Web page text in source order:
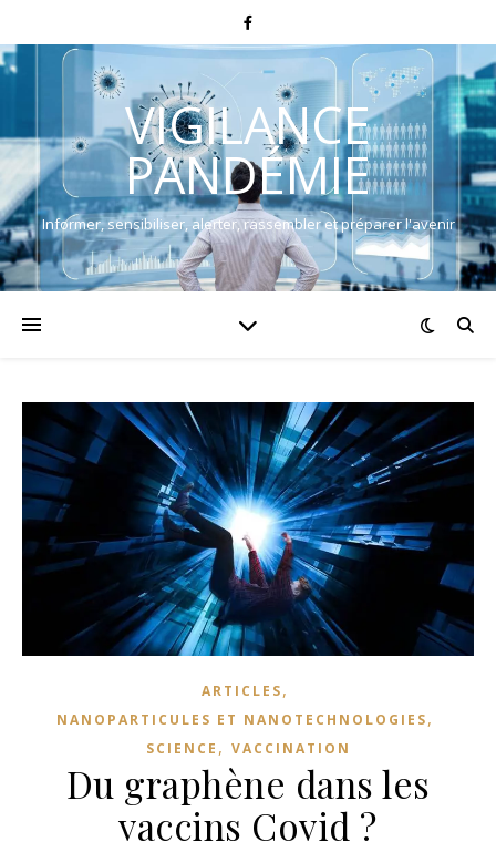
VIGILANCE
PANDÉMIE
Informer, sensibiliser, alerter, rassembler et préparer l'avenir
ARTICLES,
NANOPARTICULES ET NANOTECHNOLOGIES,
SCIENCE , VACCINATION
Du graphène dans les
vaccins Covid ?